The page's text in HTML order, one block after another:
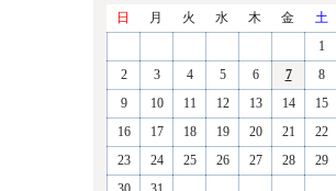
日
月 火 水 木 金
土
1
2
3 4 5 6 7
8
9
10 11 12 13 14
15
16
17 18 19 20 21
22
23
24 25 26 27 28
29